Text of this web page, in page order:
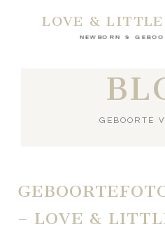
NEWBORN &
LOVE & LITTLE
GEBOORTE
– LOVE &